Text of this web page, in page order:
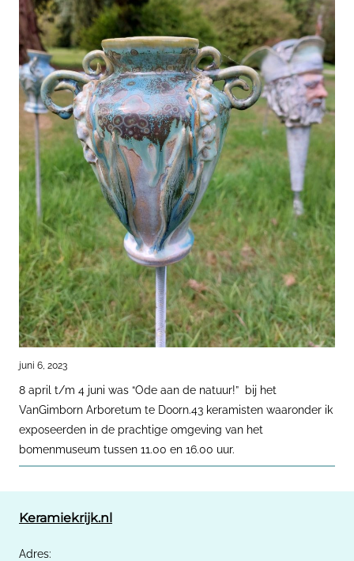
juni 6, 2023
8 april t/m 4 juni was “Ode aan de natuur!” bij het
VanGimborn Arboretum te Doorn.43 keramisten waaronder ik
exposeerden in de prachtige omgeving van het
bomenmuseum tussen 11.00 en 16.00 uur.
Keramiekrijk.nl
Adres: